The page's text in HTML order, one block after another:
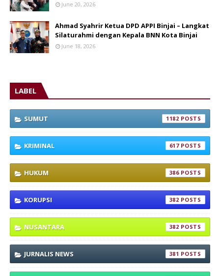
June 20, 2026
Ahmad Syahrir Ketua DPD APPI Binjai – Langkat
Silaturahmi dengan Kepala BNN Kota Binjai
June 18, 2026
LABEL
SUMUT 1182
KRIMINAL 617
HUKUM 386
KORUPSI 382
NUSANTARA 382
JURNALIS NEWS 381